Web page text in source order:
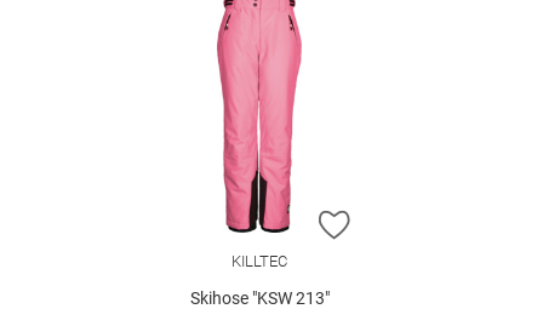
ZUR WUNSCHLISTE
KILLTEC
Skihose "KSW 213"